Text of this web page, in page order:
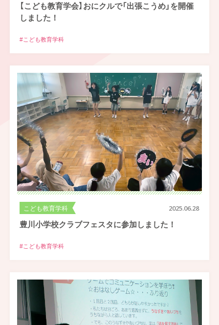
【こども教育学会】おにクルで「出張こうめ」を開催
しました！
#こども教育学科
こども教育学科 2025.06.28
豊川小学校クラブフェスタに参加しました！
#こども教育学科